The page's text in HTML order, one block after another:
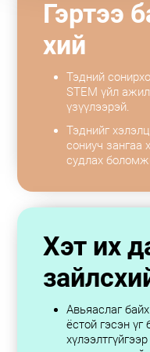
Гэртээ
хий
Тэдний
STEM үйл
үзүүлээрэй.
Тэднийг
сониуч зангаа
судлах
Хэт их
Авьяаслаг
ёстой гэсэн